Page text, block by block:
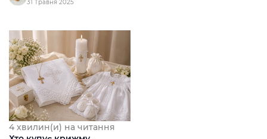
31 Травня 2025
4 хвилин(и) на читання